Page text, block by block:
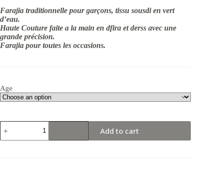
Farajia traditionnelle pour garçons, tissu sousdi en vert
d’eau.
Haute Couture faite a la main en dfira et derss avec une
grande précision.
Farajia pour toutes les occasions.
Age
Farajia
enfants
sousdi
Add to cart